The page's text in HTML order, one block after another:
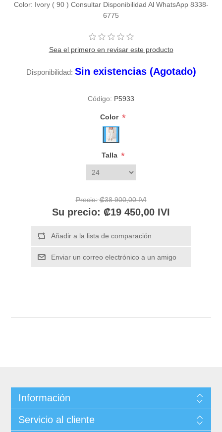
Color: Ivory ( 90 ) Consultar Disponibilidad Al WhatsApp 8338-
6775
Sea el primero en revisar este producto
Disponibilidad: Sin existencias (Agotado)
Código: P5933
Color *
Talla *
Precio: ₡38 900,00 IVI
Su precio: ₡19 450,00 IVI
Información
Servicio al cliente